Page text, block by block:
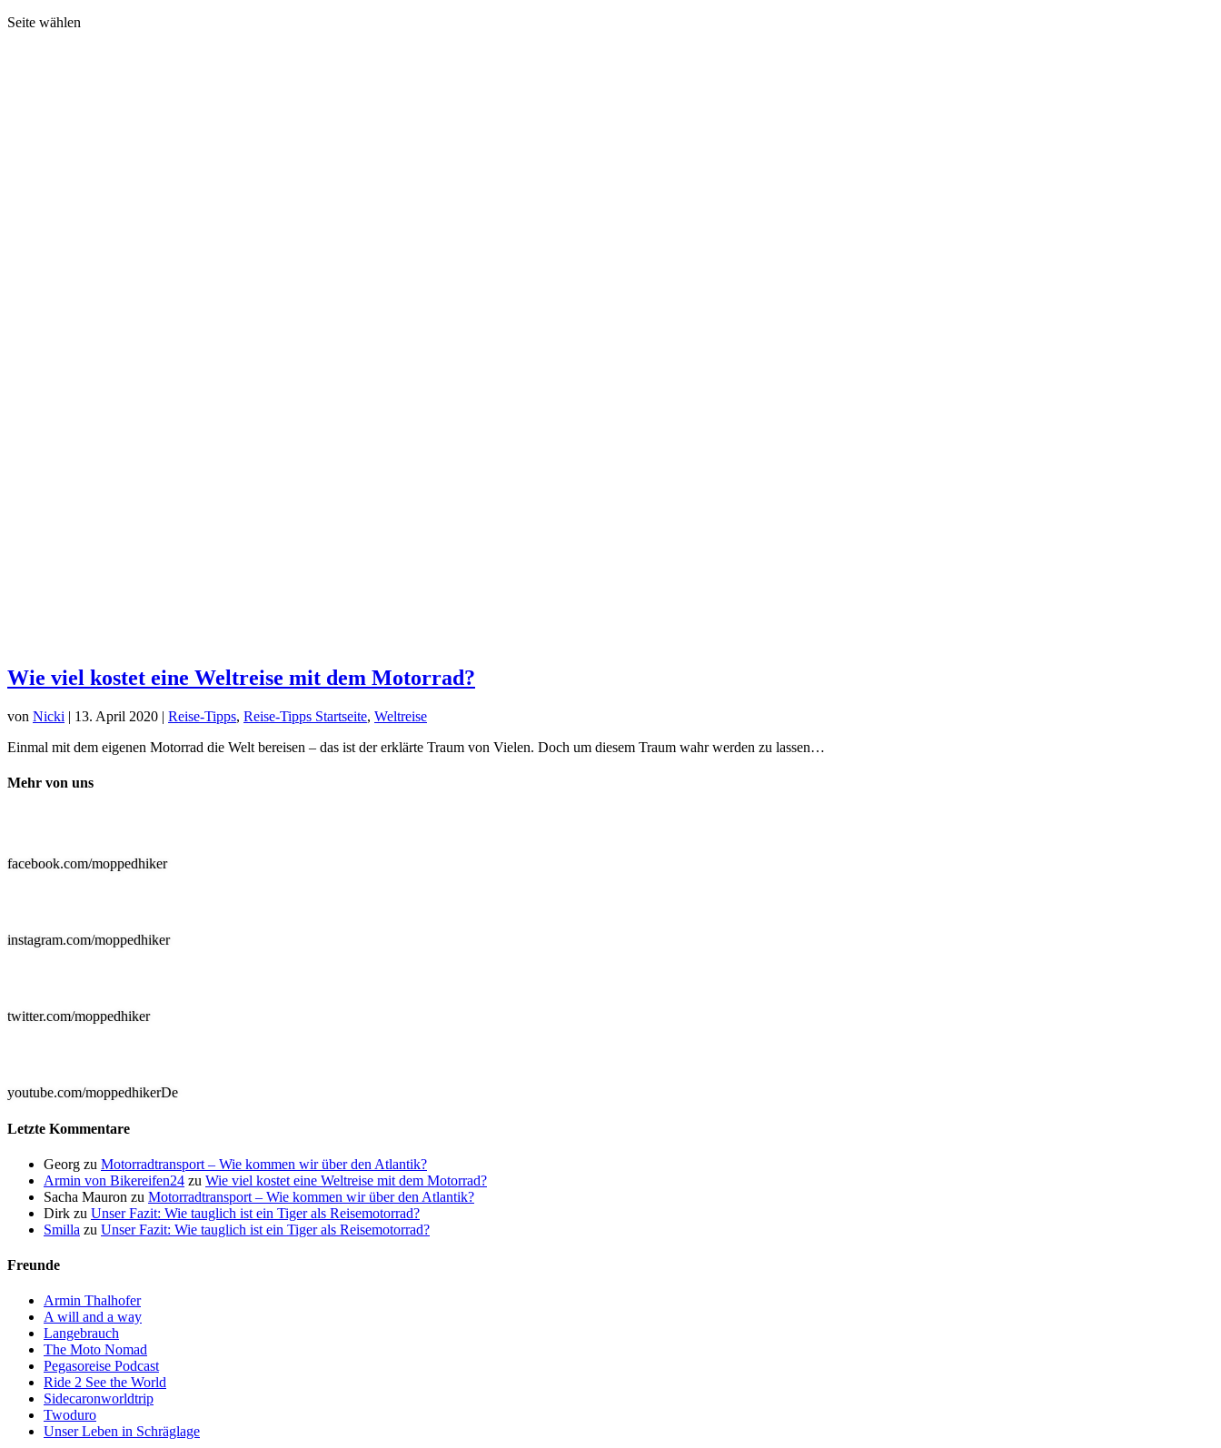
Seite wählen
Wie viel kostet eine Weltreise mit dem Motorrad?
von Nicki | 13. April 2020 | Reise-Tipps, Reise-Tipps Startseite, Weltreise
Einmal mit dem eigenen Motorrad die Welt bereisen – das ist der erklärte Traum von Vielen. Doch um diesem Traum wahr werden zu lassen…
Mehr von uns
facebook.com/moppedhiker
instagram.com/moppedhiker
twitter.com/moppedhiker
youtube.com/moppedhikerDe
Letzte Kommentare
Georg zu Motorradtransport – Wie kommen wir über den Atlantik?
Armin von Bikereifen24 zu Wie viel kostet eine Weltreise mit dem Motorrad?
Sacha Mauron zu Motorradtransport – Wie kommen wir über den Atlantik?
Dirk zu Unser Fazit: Wie tauglich ist ein Tiger als Reisemotorrad?
Smilla zu Unser Fazit: Wie tauglich ist ein Tiger als Reisemotorrad?
Freunde
Armin Thalhofer
A will and a way
Langebrauch
The Moto Nomad
Pegasoreise Podcast
Ride 2 See the World
Sidecaronworldtrip
Twoduro
Unser Leben in Schräglage